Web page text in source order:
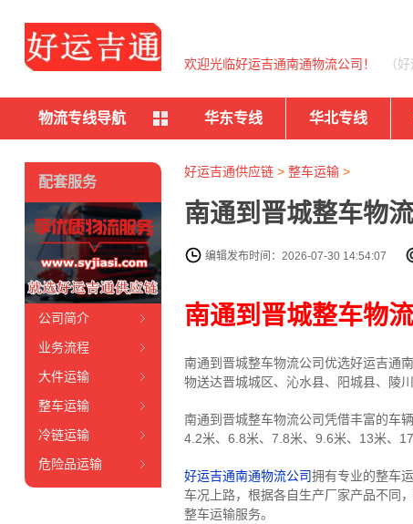
欢迎光临好运吉通南通物流公司！ （
物流专线导航 华东专线 华北专线
好运吉通供应链> 整车运输>
南通到晋城整车物
编辑发布时间：2026-07-30 14:54:07
南通到晋城整车物
南通到晋城整车物流公司优选好运吉通
物送达晋城城区、沁水县、阳城县、陵
南通到晋城整车物流公司凭借丰富的车
4.2米、6.8米、7.8米、9.6米、13米、
好运吉通南通物流公司拥有专业的整车
车况上路，根据各自生产厂家产品不同
整车运输服务。
配套服务
公司简介
业务流程
大件运输
整车运输
冷链运输
危险品运输